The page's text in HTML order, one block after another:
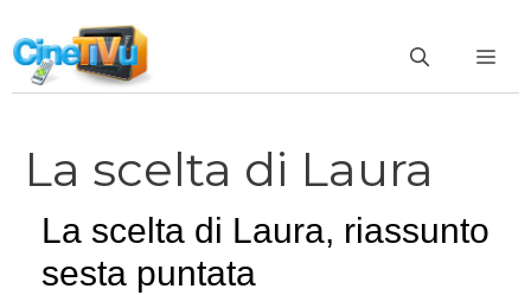
al
contenuto
La scelta di Laura
La scelta di Laura, riassunto
sesta puntata